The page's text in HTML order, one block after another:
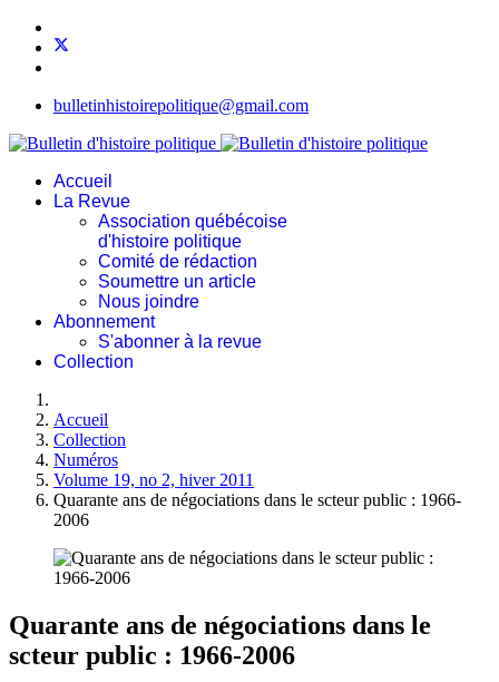
bulletinhistoirepolitique@gmail.com
Accueil
La Revue
Association québécoise
d'histoire politique
Comité de rédaction
Soumettre un article
Nous joindre
Abonnement
S'abonner à la revue
Collection
Accueil
Collection
Numéros
Volume 19, no 2, hiver 2011
Quarante ans de négociations dans le scteur public : 1966-
2006
Quarante ans de négociations dans le
scteur public : 1966-2006